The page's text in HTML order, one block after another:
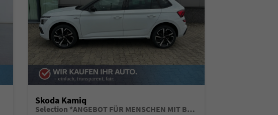
Skoda Kamiq
Selection *ANGEBOT FÜR MENSCHEN MIT BEHINDERUNG AB 50%! 1.0 TSI 115PS, Klimaanlage, Sitzheizung, Parksensoren hinten, LED-Scheinwerfer, Tempomat, Infotainment 8", Virtual Cockpit Nebelscheinwerfer, Dachreling